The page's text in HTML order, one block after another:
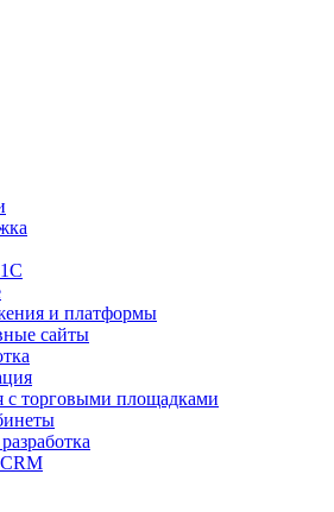
и платформы
сайты
с торговыми площадками